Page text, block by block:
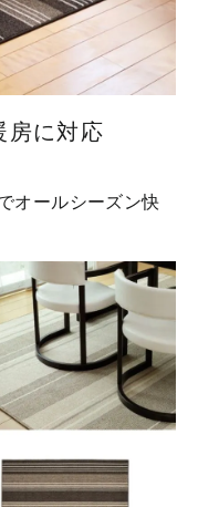
房に対応
オールシーズン快